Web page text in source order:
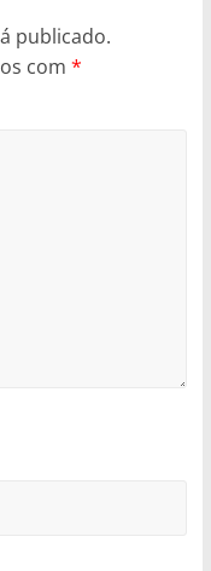
publicado.
com *